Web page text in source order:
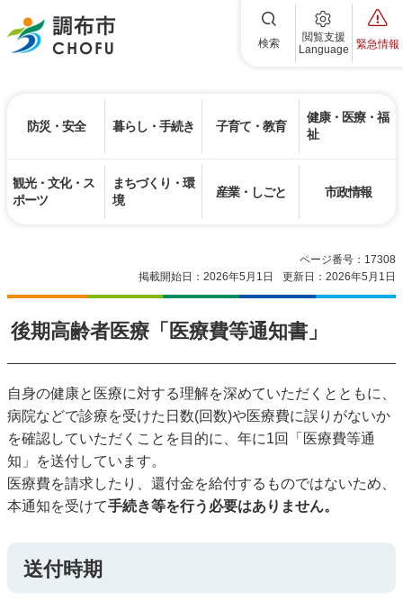
調布市 検索
閲覧支援
Language
緊急情報
防災・安全 暮らし・手続き 子育て・教育
健康・医療・福
祉
観光・文化・ス
ポーツ
まちづくり・環
境
産業・しごと 市政情報
ページ番号：17308
掲載開始日：2026年5月1日
更新日：2026年5月1日
後期高齢者医療「医療費等通知書」
自身の健康と医療に対する理解を深めていただくとともに、
病院などで診療を受けた日数(回数)や医療費に誤りがないか
を確認していただくことを目的に、年に1回「医療費等通
知」を送付しています。
医療費を請求したり、還付金を給付するものではないため、
本通知を受けて手続き等を行う必要はありません。
送付時期